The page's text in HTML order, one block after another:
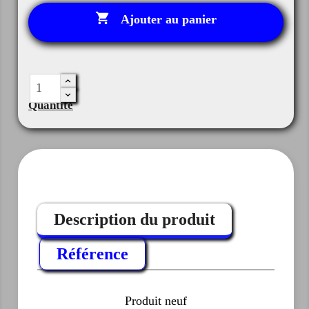
 Ajouter au panier
Quantité
Description du produit
Référence
Produit neuf